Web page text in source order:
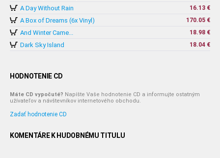
A Day Without Rain 16.13 €
A Box of Dreams (6x Vinyl) 170.05 €
And Winter Came... 18.98 €
Dark Sky Island 18.04 €
HODNOTENIE CD
Máte CD vypočuté? Napíšte Vaše hodnotenie CD a informujte ostatným
užívateľov a návštevníkov internetového obchodu.
Zadať hodnotenie CD
KOMENTÁRE K HUDOBNÉMU TITULU